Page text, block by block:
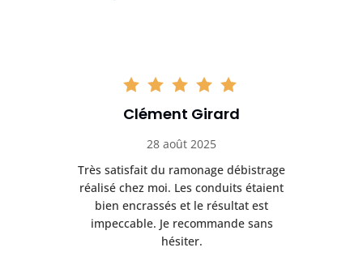
Clément Girard
28 août 2025
Très satisfait du ramonage débistrage
réalisé chez moi. Les conduits étaient
bien encrassés et le résultat est
impeccable. Je recommande sans
hésiter.